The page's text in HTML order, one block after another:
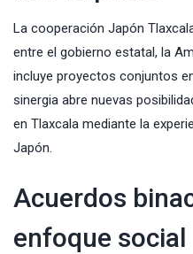
La cooperación Japón
entre el gobierno estatal, la
incluye proyectos conjuntos
sinergia abre nuevas
en Tlaxcala mediante la
Japón.
Acuerdos
enfoque social